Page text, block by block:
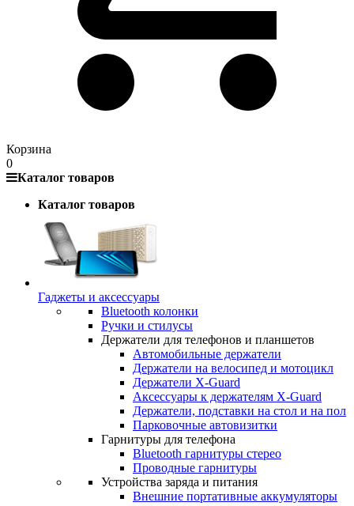
Корзина
0
Каталог товаров
Каталог товаров
Гаджеты и аксессуары
Bluetooth колонки
Ручки и стилусы
Держатели для телефонов и планшетов
Автомобильные держатели
Держатели на велосипед и мотоцикл
Держатели X-Guard
Аксессуары к держателям X-Guard
Держатели, подставки на стол и на пол
Парковочные автовизитки
Гарнитуры для телефона
Bluetooth гарнитуры стерео
Проводные гарнитуры
Устройства заряда и питания
Внешние портативные аккумуляторы